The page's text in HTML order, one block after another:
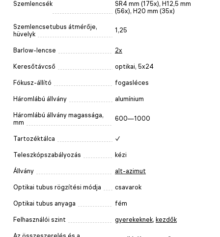
Szemlencsék
SR4 mm (175x), H12,5 mm
(56x), H20 mm (35x)
Szemlencsetubus átmérője,
hüvelyk
1,25
Barlow-lencse 2x
Keresőtávcső optikai, 5x24
Fókusz-állító fogasléces
Háromlábú állvány alumínium
Háromlábú állvány magassága,
mm
600—1000
Tartozéktálca ✓
Teleszkópszabályozás kézi
Állvány alt-azimut
Optikai tubus rögzítési módja csavarok
Optikai tubus anyaga fém
Felhasználói szint gyerekeknek, kezdők